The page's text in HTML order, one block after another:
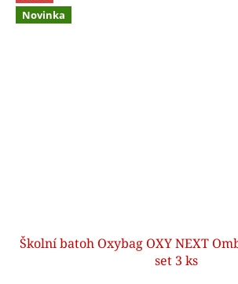
Novinka
Školní batoh Oxybag OXY NEXT
set 3 ks